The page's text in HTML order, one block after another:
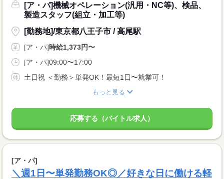
[ア・パ]機械オペレーション(汎用・NC等)、検品、
製造スタッフ(組立・加工等)
[勤務地]/東京都八王子市 / 高尾駅
[ア・パ]時給1,373円〜
[ア・パ]09:00〜17:00
土日祝 ＜勤務＞単発OK！最短1日〜就業可！
もっと見る
応募する（バイトル求人）
[ア・パ]
＼週1日〜単発勤務OK◎／好きな日に働ける軽